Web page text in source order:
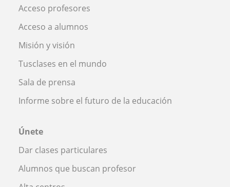
Acceso profesores
Acceso a alumnos
Misión y visión
Tusclases en el mundo
Sala de prensa
Informe sobre el futuro de la educación
Únete
Dar clases particulares
Alumnos que buscan profesor